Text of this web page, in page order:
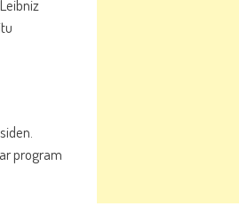
program